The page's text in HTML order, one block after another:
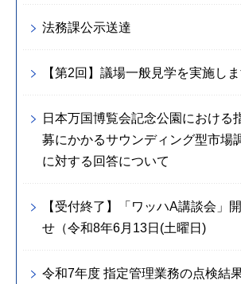
法務課公示送達
【第2回】議場一般見学を実施しま
日本万国博覧会記念公園における
募にかかるサウンディング型市場
に対する回答について
【受付終了】「ワッハA講談会」
せ（令和8年6月13日(土曜日)
令和7年度 指定管理業務の点検結